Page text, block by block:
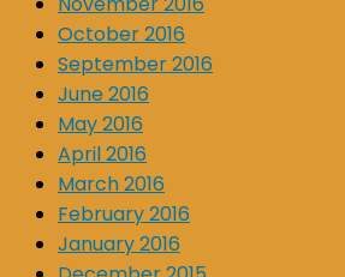
October 2016
September 2016
June 2016
May 2016
April 2016
March 2016
February 2016
January 2016